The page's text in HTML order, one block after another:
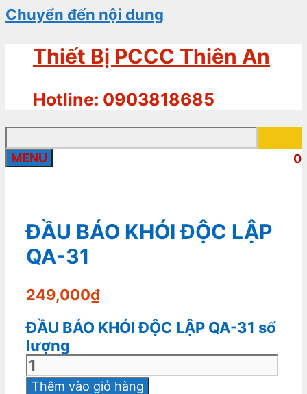
Chuyển đến nội dung
Thiết Bị PCCC Thiên An
Hotline: 0903818685
0
MENU
ĐẦU BÁO KHÓI ĐỘC LẬP
QA-31
249,000₫
ĐẦU BÁO KHÓI ĐỘC LẬP QA-31 số
lượng
Thêm vào giỏ hàng